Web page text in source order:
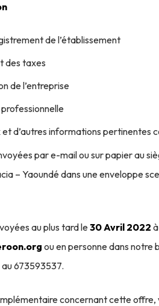
de l’établissement
des taxes
de l’entreprise
d’autres informations pertinentes
par e-mail ou sur papier au
– Yaoundé dans une enveloppe
au plus tard le 30 Avril 2022
ou en personne dans notre
673593537.
concernant cette offre,